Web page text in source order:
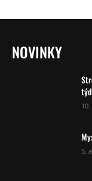
NOVINKY
5.